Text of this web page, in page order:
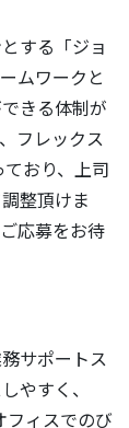
する「ジョ
ムワークと
きる体制が
フレックス
おり、上司
整頂けま
応募をお待
サポートス
やすく、
フィスでのび